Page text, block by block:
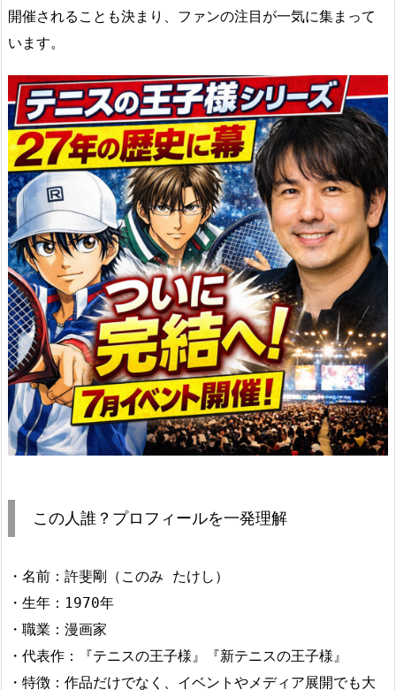
開催されることも決まり、ファンの注目が一気に集まって
います。
この人誰？プロフィールを一発理解
・名前：許斐剛（このみ たけし）
・生年：1970年
・職業：漫画家
・代表作：『テニスの王子様』『新テニスの王子様』
・特徴：作品だけでなく、イベントやメディア展開でも大